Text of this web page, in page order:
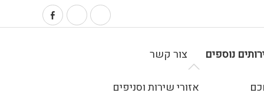
נוספים צור קשר
אזורי שירות וסניפים